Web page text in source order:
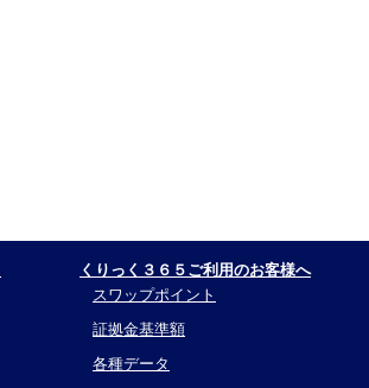
くりっく３６５ご利用のお客様へ
スワップポイント
証拠金基準額
各種データ